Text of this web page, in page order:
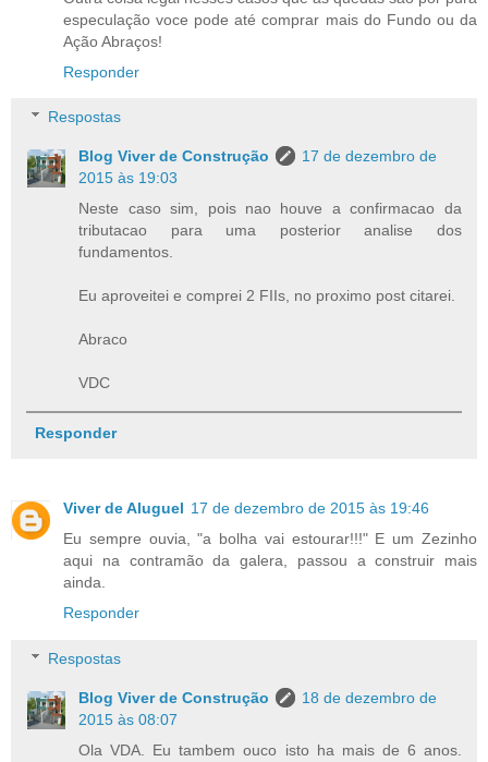
especulação voce pode até comprar mais do Fundo ou da
Ação Abraços!
Responder
Respostas
Blog Viver de Construção
17 de dezembro de
2015 às 19:03
Neste caso sim, pois nao houve a confirmacao da
tributacao para uma posterior analise dos
fundamentos.
Eu aproveitei e comprei 2 FIIs, no proximo post citarei.
Abraco
VDC
Responder
Viver de Aluguel 17 de dezembro de 2015 às 19:46
Eu sempre ouvia, "a bolha vai estourar!!!" E um Zezinho
aqui na contramão da galera, passou a construir mais
ainda.
Responder
Respostas
Blog Viver de Construção
18 de dezembro de
2015 às 08:07
Ola VDA. Eu tambem ouco isto ha mais de 6 anos.